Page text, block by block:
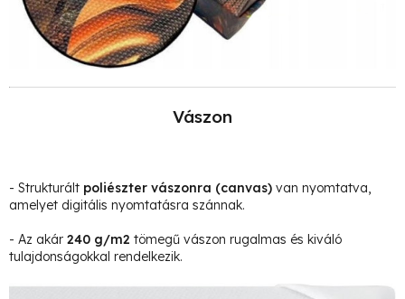
Vászon
- Strukturált poliészter vászonra (canvas) van nyomtatva,
amelyet digitális nyomtatásra szánnak.
- Az akár 240 g/m2 tömegű vászon rugalmas és kiváló
tulajdonságokkal rendelkezik.